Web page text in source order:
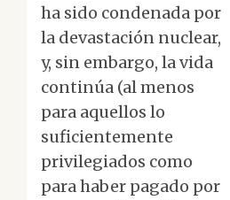
ha sido condenada por
la devastación nuclear,
y, sin embargo, la vida
continúa (al menos
para aquellos lo
suficientemente
privilegiados como
para haber pagado por